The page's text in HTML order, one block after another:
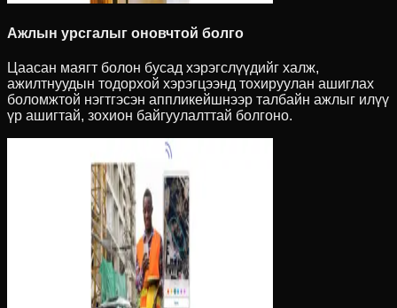
Ажлын урсгалыг оновчтой болго
Цаасан маягт болон бусад хэрэгслүүдийг халж,
ажилтнуудын тодорхой хэрэгцээнд тохируулан ашиглах
боломжтой нэгтгэсэн аппликейшнээр талбайн ажлыг илүү
үр ашигтай, зохион байгуулалттай болгоно.